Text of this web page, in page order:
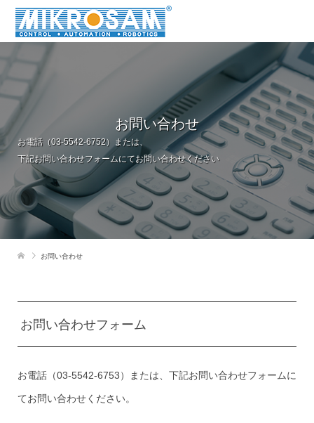
お問い合わせ
お電話（03-5542-6752）または、
下記お問い合わせフォームにてお問い合わせください
お問い合わせ
お問い合わせフォーム
お電話（03-5542-6753）または、下記お問い合わせフォームに
てお問い合わせください。